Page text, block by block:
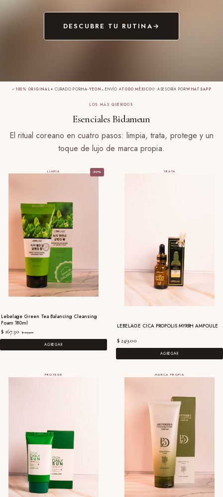
DESCUBRE TU RUTINA→
✓ 100% ORIGINAL✦ CURADO PORHA-YEON⟁ ENVÍO ATODO MÉXICO♡ ASESORÍA PORWHATSAPP
LOS MÁS QUERIDOS
Esenciales Bidameun
El ritual coreano en cuatro pasos: limpia, trata, protege y un
toque de lujo de marca propia.
LIMPIA -30%
Lebelage Green Tea Balancing Cleansing
Foam 180ml
$ 167.30
$ 239.00
AGREGAR
TRATA
LEBELAGE CICA PROPOLIS MYRRH AMPOULE
$ 249.00
AGREGAR
PROTEGE MARCA PROPIA